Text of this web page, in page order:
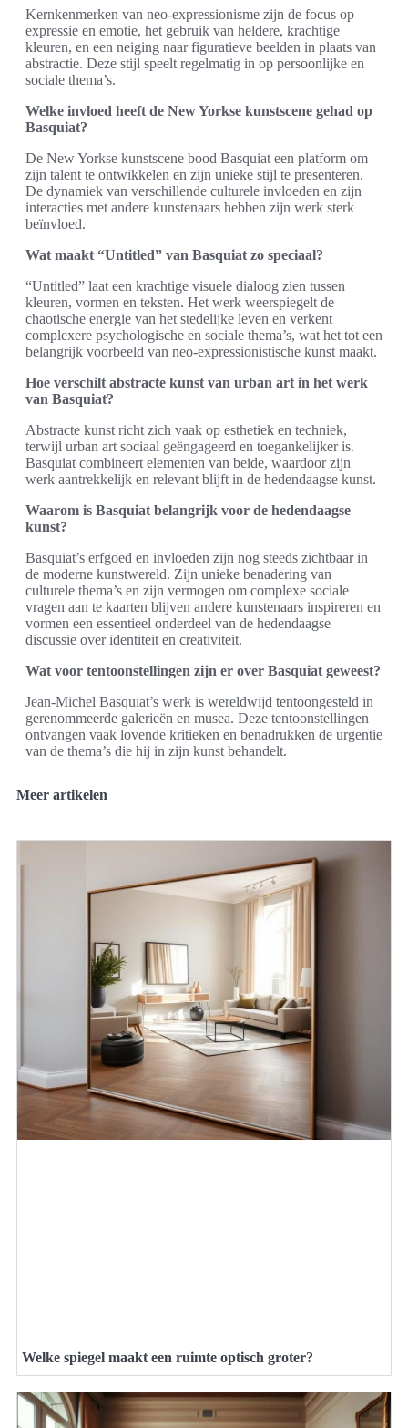
Kernkenmerken van neo-expressionisme zijn de focus op
expressie en emotie, het gebruik van heldere, krachtige
kleuren, en een neiging naar figuratieve beelden in plaats van
abstractie. Deze stijl speelt regelmatig in op persoonlijke en
sociale thema’s.
Welke invloed heeft de New Yorkse kunstscene gehad op
Basquiat?
De New Yorkse kunstscene bood Basquiat een platform om
zijn talent te ontwikkelen en zijn unieke stijl te presenteren.
De dynamiek van verschillende culturele invloeden en zijn
interacties met andere kunstenaars hebben zijn werk sterk
beïnvloed.
Wat maakt “Untitled” van Basquiat zo speciaal?
“Untitled” laat een krachtige visuele dialoog zien tussen
kleuren, vormen en teksten. Het werk weerspiegelt de
chaotische energie van het stedelijke leven en verkent
complexere psychologische en sociale thema’s, wat het tot een
belangrijk voorbeeld van neo-expressionistische kunst maakt.
Hoe verschilt abstracte kunst van urban art in het werk
van Basquiat?
Abstracte kunst richt zich vaak op esthetiek en techniek,
terwijl urban art sociaal geëngageerd en toegankelijker is.
Basquiat combineert elementen van beide, waardoor zijn
werk aantrekkelijk en relevant blijft in de hedendaagse kunst.
Waarom is Basquiat belangrijk voor de hedendaagse
kunst?
Basquiat’s erfgoed en invloeden zijn nog steeds zichtbaar in
de moderne kunstwereld. Zijn unieke benadering van
culturele thema’s en zijn vermogen om complexe sociale
vragen aan te kaarten blijven andere kunstenaars inspireren en
vormen een essentieel onderdeel van de hedendaagse
discussie over identiteit en creativiteit.
Wat voor tentoonstellingen zijn er over Basquiat geweest?
Jean-Michel Basquiat’s werk is wereldwijd tentoongesteld in
gerenommeerde galerieën en musea. Deze tentoonstellingen
ontvangen vaak lovende kritieken en benadrukken de urgentie
van de thema’s die hij in zijn kunst behandelt.
Meer artikelen
Welke spiegel maakt een ruimte optisch groter?